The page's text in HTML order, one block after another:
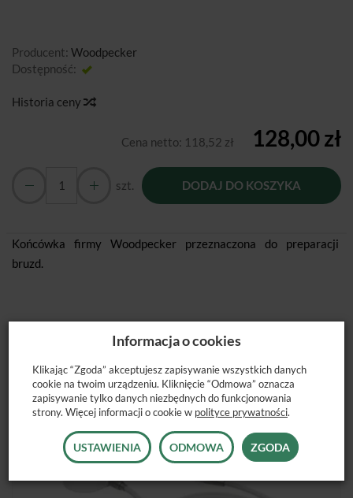
Producent: Woodpecker
Dostępność:
Historia ceny
Cena netto: 118,52 zł 128,00 zł
szt. DODAJ DO KOSZYKA
Końcówka firmy Woodpecker przeznaczona do preparacji
bruzd.
POLECANE PRODUKTY
Informacja o cookies
Klikając “Zgoda” akceptujesz zapisywanie wszystkich danych
cookie na twoim urządzeniu. Kliknięcie “Odmowa” oznacza
zapisywanie tylko danych niezbędnych do funkcjonowania
strony. Więcej informacji o cookie w polityce prywatności.
USTAWIENIA ODMOWA ZGODA